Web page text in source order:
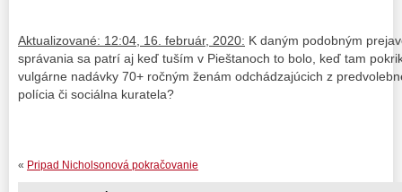
Aktualizované: 12:04, 16. február, 2020: K daným podobným
správania sa patrí aj keď tuším v Pieštanoch to bolo, keď tam
vulgárne nadávky 70+ ročným ženám odchádzajúcich z
polícia či sociálna kuratela?
« Pripad Nicholsonová pokračovanie